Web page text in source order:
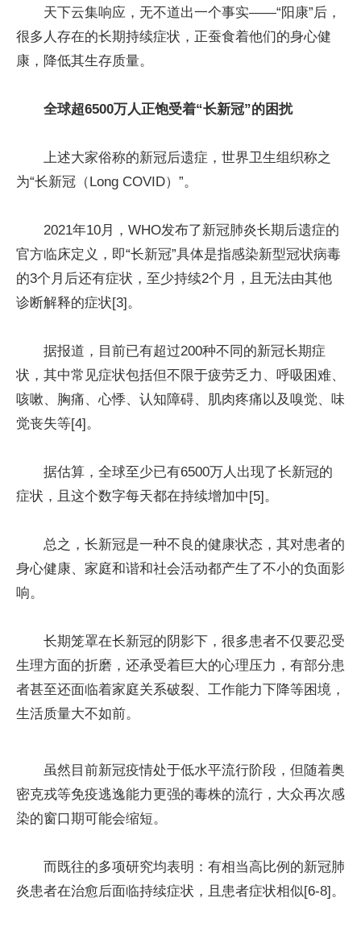
天下云集响应，无不道出一个事实——“阳康”后，
很多人存在的长期持续症状，正蚕食着他们的身心健
康，降低其生存质量。
全球超6500万人正饱受着“长新冠”的困扰
上述大家俗称的新冠后遗症，世界卫生组织称之
为“长新冠（Long COVID）”。
2021年10月，WHO发布了新冠肺炎长期后遗症的
官方临床定义，即“长新冠”具体是指感染新型冠状病毒
的3个月后还有症状，至少持续2个月，且无法由其他
诊断解释的症状[3]。
据报道，目前已有超过200种不同的新冠长期症
状，其中常见症状包括但不限于疲劳乏力、呼吸困难、
咳嗽、胸痛、心悸、认知障碍、肌肉疼痛以及嗅觉、味
觉丧失等[4]。
据估算，全球至少已有6500万人出现了长新冠的
症状，且这个数字每天都在持续增加中[5]。
总之，长新冠是一种不良的健康状态，其对患者的
身心健康、家庭和谐和社会活动都产生了不小的负面影
响。
长期笼罩在长新冠的阴影下，很多患者不仅要忍受
生理方面的折磨，还承受着巨大的心理压力，有部分患
者甚至还面临着家庭关系破裂、工作能力下降等困境，
生活质量大不如前。
虽然目前新冠疫情处于低水平流行阶段，但随着奥
密克戎等免疫逃逸能力更强的毒株的流行，大众再次感
染的窗口期可能会缩短。
而既往的多项研究均表明：有相当高比例的新冠肺
炎患者在治愈后面临持续症状，且患者症状相似[6-8]。